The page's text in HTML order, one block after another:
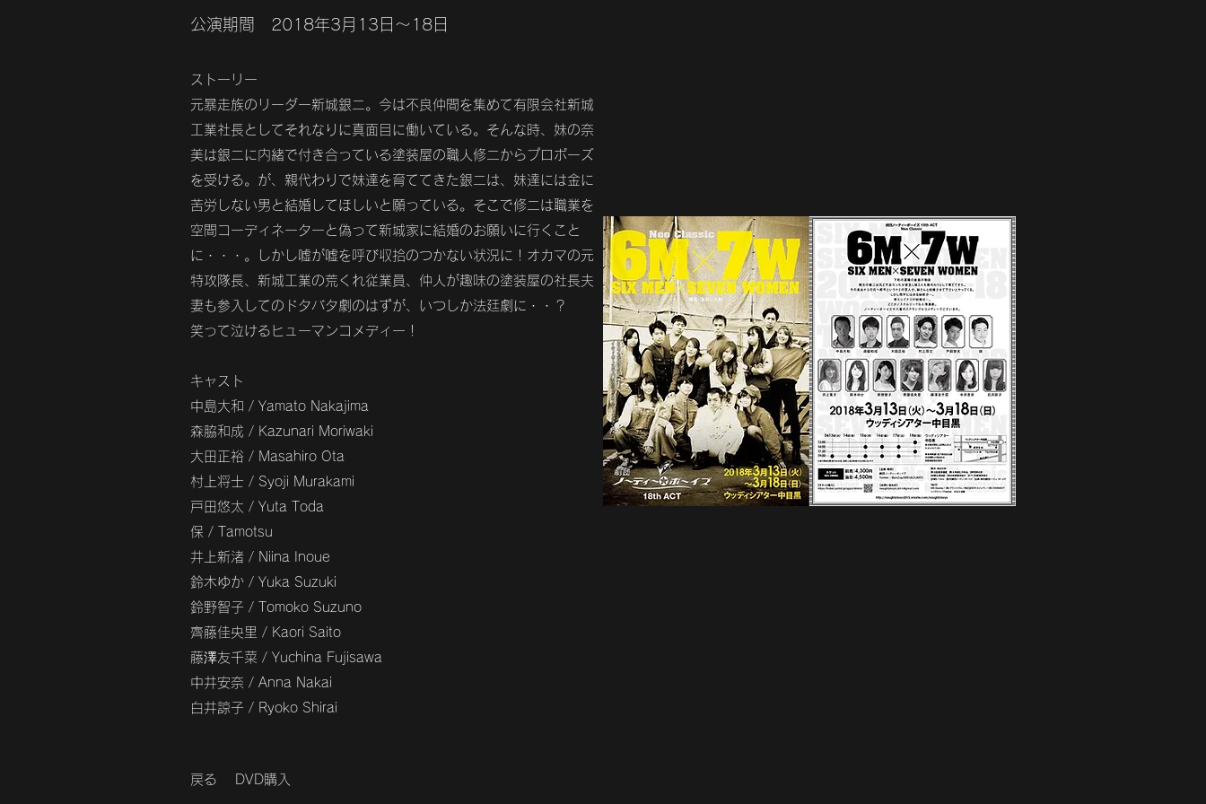
公演期間 2018年3月13日〜18日
​ストーリー
元暴走族のリーダー新城銀二。今は不良仲間を集めて有限会社新城
工業社長としてそれなりに真面目に働いている。そんな時、妹の奈
美は銀二に内緒で付き合っている塗装屋の職人修二からプロポーズ
を受ける。が、親代わりで妹達を育ててきた銀二は、妹達には金に
苦労しない男と結婚してほしいと願っている。そこで修二は職業を
空間コーディネーターと偽って新城家に結婚のお願いに行くこと
に・・・。しかし嘘が嘘を呼び収拾のつかない状況に！オカマの元
特攻隊長、新城工業の荒くれ従業員、仲人が趣味の塗装屋の社長夫
妻も参入してのドタバタ劇のはずが、いつしか法廷劇に・・？
笑って泣けるヒューマンコメディー！
​キャスト
中島大和 / Yamato Nakajima
森脇和成 / Kazunari Moriwaki
大田正裕 / Masahiro Ota
村上将士 / Syoji Murakami
戸田悠太 / Yuta Toda
保 / Tamotsu
井上新渚 / Niina Inoue
鈴木ゆか / Yuka Suzuki
鈴野智子 / Tomoko Suzuno
齊藤佳央里 / Kaori Saito
藤澤友千菜 / Yuchina Fujisawa
中井安奈 / Anna Nakai
白井諒子 / Ryoko Shirai
戻る DVD購入